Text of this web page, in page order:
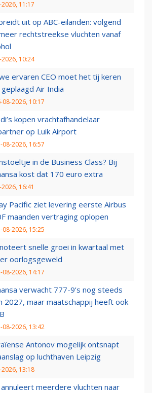
11:17
uit op ABC-eilanden: volgend
rechtstreekse vluchten vanaf
2026, 10:24
ervaren CEO moet het tij keren
Air India
08-2026, 10:17
kopen vrachtafhandelaar
op Luik Airport
08-2026, 16:57
in de Business Class? Bij
kost dat 170 euro extra
16:41
Pacific ziet levering eerste Airbus
maanden vertraging oplopen
08-2026, 15:25
noteert snelle groei in kwartaal met
oorlogsgeweld
08-2026, 14:17
verwacht 777-9’s nog steeds
2027, maar maatschappij heeft ook
08-2026, 13:42
Antonov mogelijk ontsnapt
op luchthaven Leipzig
2026, 13:18
annuleert meerdere vluchten naar